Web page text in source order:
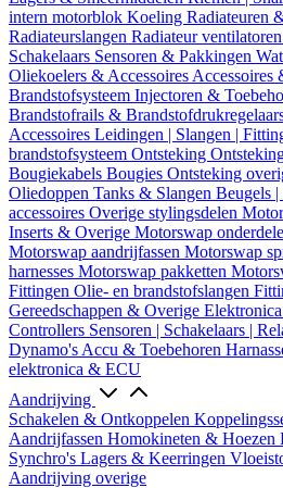
intern motorblok Koeling Radiateuren
Radiateurslangen Radiateur ventilatoren
Schakelaars Sensoren & Pakkingen
Oliekoelers & Accessoires Accessoires
Brandstofsysteem Injectoren &
Brandstofrails &
Accessoires Leidingen | Slangen |
brandstofsysteem Ontsteking
Bougiekabels Bougies Ontsteking
Oliedoppen Tanks & Slangen Beugels
accessoires Overige stylingsdelen
Inserts & Overige Motorswap
Motorswap aandrijfassen Motorswap
harnesses Motorswap pakketten
Fittingen Olie- en brandstofslangen
Gereedschappen & Overige
Controllers Sensoren | Schakelaars |
Dynamo's Accu & Toebehoren
elektronica & ECU
Aandrijving
Schakelen & Ontkoppelen
Aandrijfassen Homokineten & Hoezen
Synchro's Lagers & Keerringen
Aandrijving overige